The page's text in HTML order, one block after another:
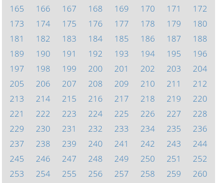
165
166 167 168 169 170 171
172
173
174 175 176 177 178 179
180
181
182 183 184 185 186 187
188
189
190 191 192 193 194 195
196
197
198 199 200 201 202 203
204
205
206 207 208 209 210 211
212
213
214 215 216 217 218 219
220
221
222 223 224 225 226 227
228
229
230 231 232 233 234 235
236
237
238 239 240 241 242 243
244
245
246 247 248 249 250 251
252
253
254 255 256 257 258 259
260